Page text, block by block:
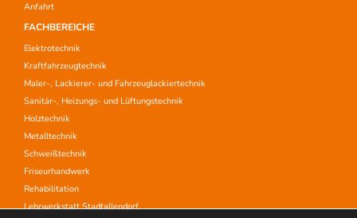
Anfahrt
FACHBEREICHE
Elektrotechnik
Kraftfahrzeugtechnik
Maler-, Lackierer- und Fahrzeuglackiertechnik
Sanitär-, Heizungs- und Lüftungstechnik
Holztechnik
Metalltechnik
Schweißtechnik
Friseurhandwerk
Rehabilitation
Lehrwerkstatt Stadtallendorf